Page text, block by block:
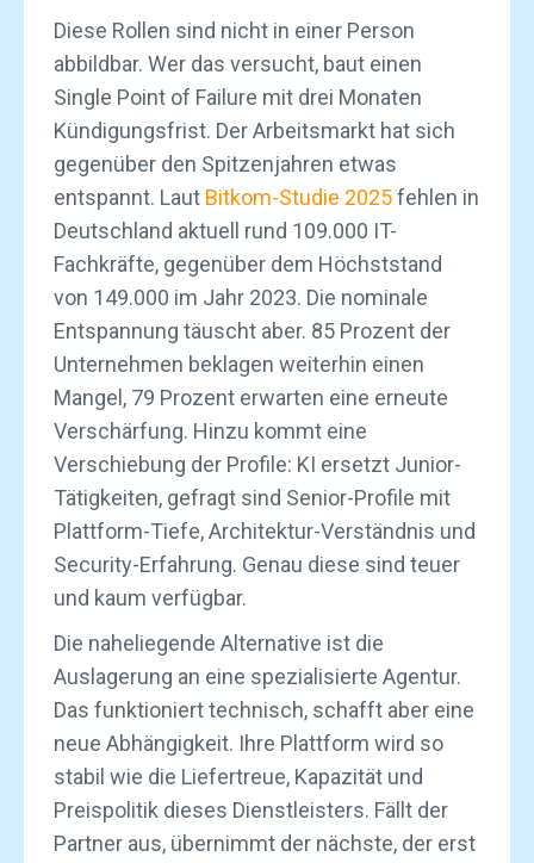
Diese Rollen sind nicht in einer Person
abbildbar. Wer das versucht, baut einen
Single Point of Failure mit drei Monaten
Kündigungsfrist. Der Arbeitsmarkt hat sich
gegenüber den Spitzenjahren etwas
entspannt. Laut Bitkom-Studie 2025fehlen in
Deutschland aktuell rund 109.000 IT-
Fachkräfte, gegenüber dem Höchststand
von 149.000 im Jahr 2023. Die nominale
Entspannung täuscht aber. 85 Prozent der
Unternehmen beklagen weiterhin einen
Mangel, 79 Prozent erwarten eine erneute
Verschärfung. Hinzu kommt eine
Verschiebung der Profile: KI ersetzt Junior-
Tätigkeiten, gefragt sind Senior-Profile mit
Plattform-Tiefe, Architektur-Verständnis und
Security-Erfahrung. Genau diese sind teuer
und kaum verfügbar.
Die naheliegende Alternative ist die
Auslagerung an eine spezialisierte Agentur.
Das funktioniert technisch, schafft aber eine
neue Abhängigkeit. Ihre Plattform wird so
stabil wie die Liefertreue, Kapazität und
Preispolitik dieses Dienstleisters. Fällt der
Partner aus, übernimmt der nächste, der erst